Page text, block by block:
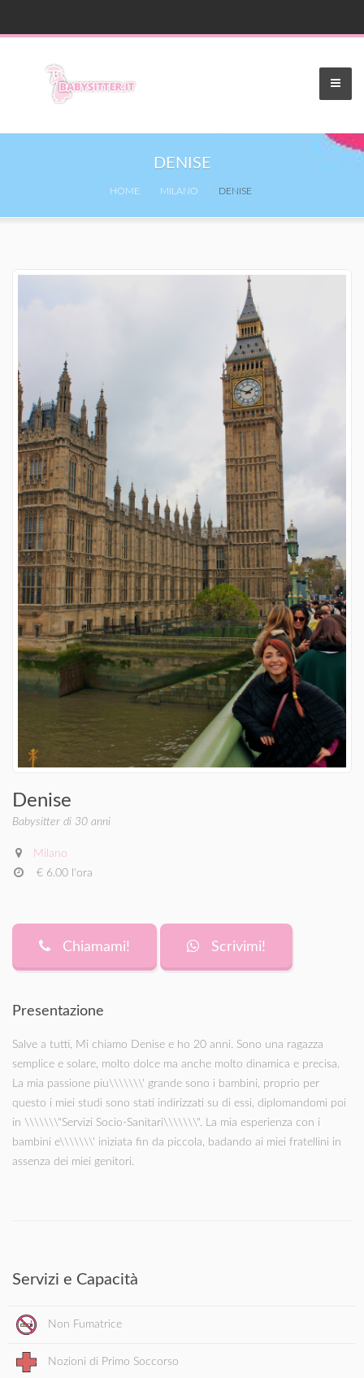
DENISE
HOME MILANO DENISE
Denise
Babysitter di 30 anni
Milano
€ 6.00 l'ora
Chiamami! Scrivimi!
Presentazione
Salve a tutti, Mi chiamo Denise e ho 20 anni. Sono una ragazza
semplice e solare, molto dolce ma anche molto dinamica e precisa.
La mia passione piu\\\\\\\' grande sono i bambini, proprio per
questo i miei studi sono stati indirizzati su di essi, diplomandomi poi
in \\\\\\\"Servizi Socio-Sanitari\\\\\\\". La mia esperienza con i
bambini e\\\\\\\' iniziata fin da piccola, badando ai miei fratellini in
assenza dei miei genitori.
Servizi e Capacità
Non Fumatrice
Nozioni di Primo Soccorso